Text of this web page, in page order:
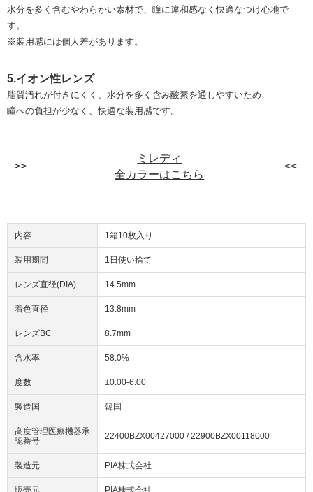
水分を多く含むやわらかい素材で、瞳に違和感なく快適なつけ心地で
す。
※装用感には個人差があります。
5.イオン性レンズ
脂質汚れが付きにくく、水分を多く含み酸素を通しやすいため
瞳への負担が少なく、快適な装用感です。
ミレディ
全カラーはこちら
内容 1箱10枚入り
装用期間 1日使い捨て
レンズ直径(DIA) 14.5mm
着色直径 13.8mm
レンズBC 8.7mm
含水率 58.0%
度数 ±0.00-6.00
製造国 韓国
高度管理医療機器承
認番号
22400BZX00427000 / 22900BZX00118000
製造元 PIA株式会社
販売元 PIA株式会社